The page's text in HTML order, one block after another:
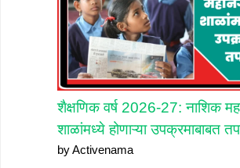
शैक्षणिक वर्ष 2026-27: नाशिक
शाळांमध्ये होणाऱ्या उपक्रमाबाबत
by Activenama